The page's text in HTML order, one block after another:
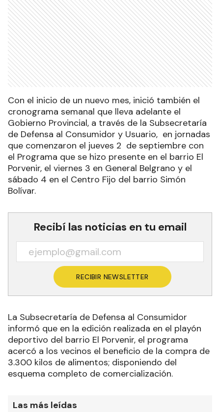
Con el inicio de un nuevo mes, inició también el
cronograma semanal que lleva adelante el
Gobierno Provincial, a través de la Subsecretaría
de Defensa al Consumidor y Usuario, en jornadas
que comenzaron el jueves 2 de septiembre con
el Programa que se hizo presente en el barrio El
Porvenir, el viernes 3 en General Belgrano y el
sábado 4 en el Centro Fijo del barrio Simón
Bolívar.
Recibí las noticias en tu email
RECIBIR NEWSLETTER
La Subsecretaría de Defensa al Consumidor
informó que en la edición realizada en el playón
deportivo del barrio El Porvenir, el programa
acercó a los vecinos el beneficio de la compra de
3.300 kilos de alimentos; disponiendo del
esquema completo de comercialización.
Las más leídas